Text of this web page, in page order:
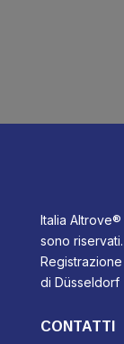
Italia
sono riservati.
di Düsseldorf
CONTATTI